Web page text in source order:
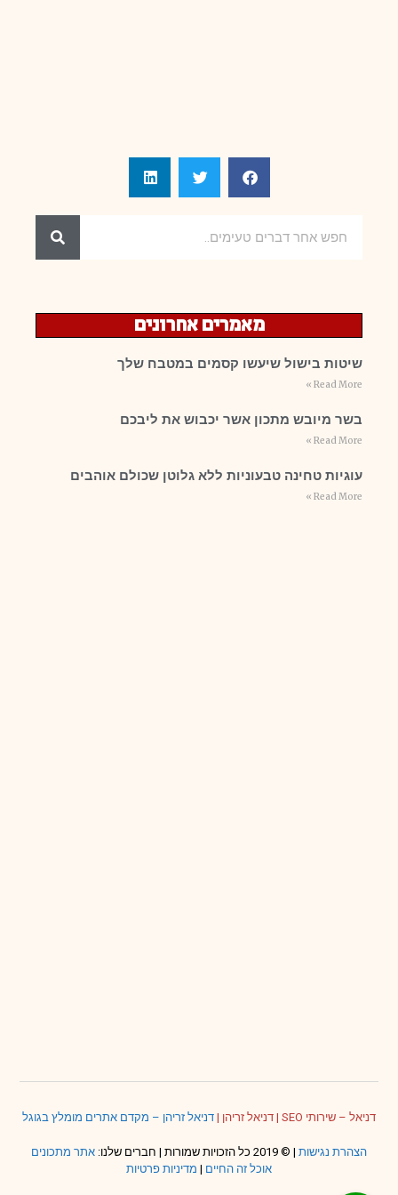
מאמרים אחרונים
שיטות בישול שיעשו קסמים במטבח שלך
Read More »
בשר מיובש מתכון אשר יכבוש את ליבכם
Read More »
עוגיות טחינה טבעוניות ללא גלוטן שכולם אוהבים
Read More »
דניאל – שירותי SEO | דניאל זריהן | דניאל זריהן – מקדם אתרים מומלץ בגוגל
הצהרת נגישות | © 2019 כל הזכויות שמורות | חברים שלנו:
אתר מתכונים
אוכל זה החיים | מדיניות פרטיות